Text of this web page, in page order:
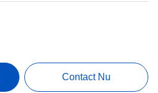
Contact Nu